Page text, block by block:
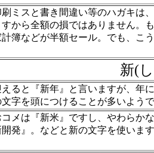
スと書き間違い等のハガキは
から全額の損ではありません。
簿などが半額セール。でも、こ
新(
と『新年』と言いますが、年に
字を頭につけることが多いようで
は『新米』ですし、やわらか
開発』。などと新の文字を使い